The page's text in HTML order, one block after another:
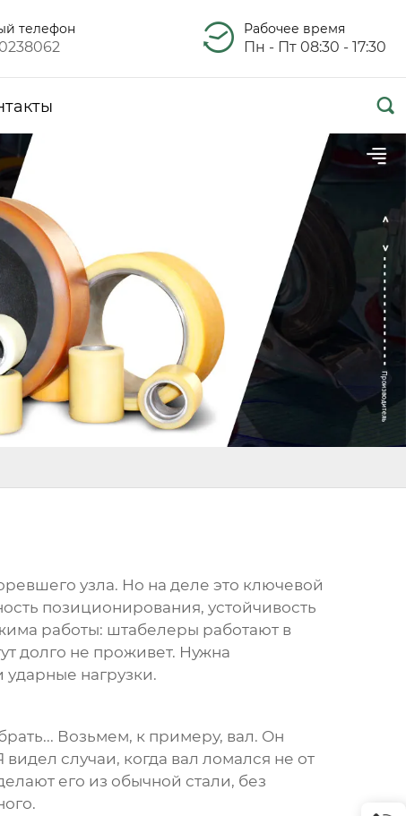
телефон Рабочее время
Пн - Пт 08:30 - 17:30

узла. Но на деле это ключевой
позиционирования, устойчивость
работы: штабелеры работают в
долго не проживет. Нужна
ударные нагрузки.
Возьмем, к примеру, вал. Он
случаи, когда вал ломался не от
его из обычной стали, без